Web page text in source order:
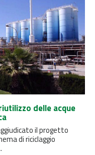
delle acque
il progetto
di riciclaggio